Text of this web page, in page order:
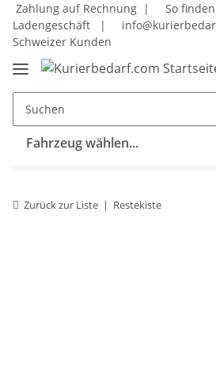
Zahlung auf Rechnung |
So
Ladengeschäft
|
Schweizer Kunden
Fahrzeug wählen...
Zurück zur Liste Restekiste